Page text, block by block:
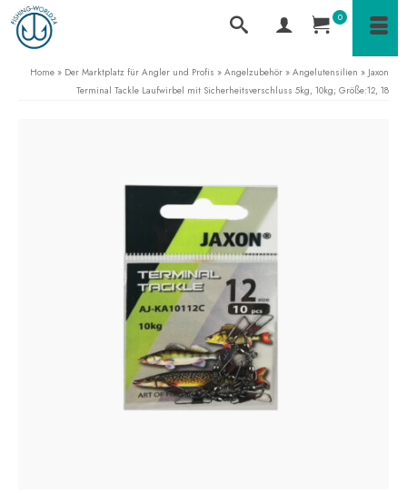
0
Home » Der Marktplatz für Angler und Profis » Angelzubehör » Angelutensilien » Jaxon
Terminal Tackle Laufwirbel mit Sicherheitsverschluss 5kg, 10kg; Größe:12, 18